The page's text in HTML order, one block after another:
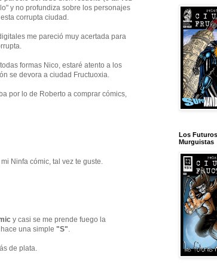
y no profundiza sobre los personajes
corrupta ciudad.
me pareció muy acertada para
formas Nico, estaré atento a los
se devora a ciudad Fructuoxia.
por lo de Roberto a comprar cómics,
Ninfa cómic, tal vez te guste.
y casi se me prende fuego la
una simple "S".
de plata.
Los Futuros
Murguistas